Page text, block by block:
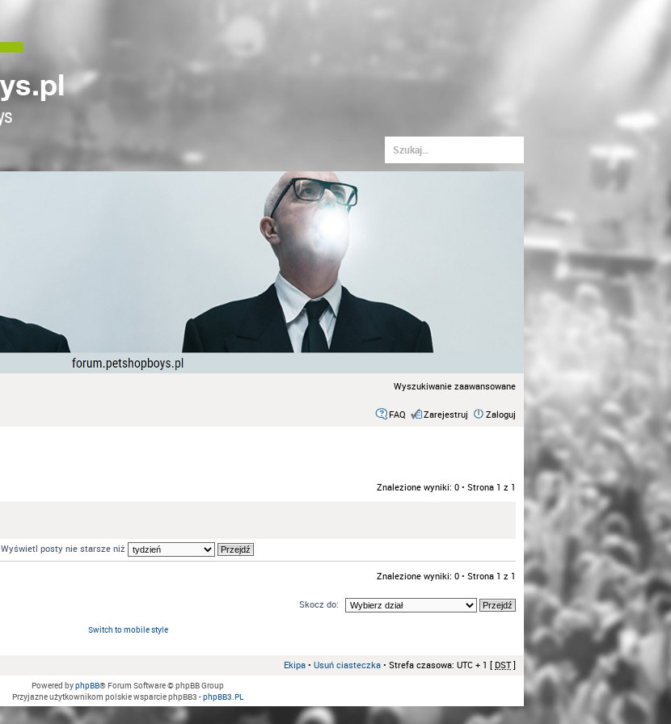
Wyszukiwanie zaawansowane
FAQ Zarejestruj Zaloguj
Znalezione wyniki: 0 • Strona 1 z 1
Wyświetl posty nie starsze niż
Znalezione wyniki: 0 • Strona 1 z 1
Skocz do:
Switch to mobile style
Ekipa • Usuń ciasteczka • Strefa czasowa: UTC + 1 [ DST]
Powered byphpBB® Forum Software © phpBB Group
Przyjazne użytkownikom polskie wsparcie phpBB3 -phpBB3.PL